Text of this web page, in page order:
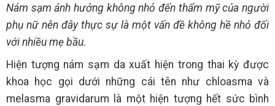
Nám sạm ảnh hưởng không nhỏ đến thẩm mỹ của người
phụ nữ nên đây thực sự là một vấn đề không hề nhỏ đối
với nhiều mẹ bầu.
Hiện tượng nám sạm da xuất hiện trong thai kỳ được
khoa học gọi dưới những cái tên như chloasma và
melasma gravidarum là một hiện tượng hết sức bình